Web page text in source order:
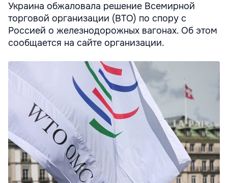
Украина обжаловала решение Всемирной
торговой организации (ВТО) по спору с
Россией о железнодорожных вагонах. Об этом
сообщается на сайте организации.